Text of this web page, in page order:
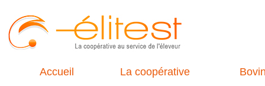
Accueil La coopérative